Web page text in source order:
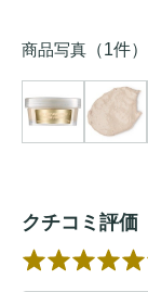
商品写真 （1件）
クチコミ評価